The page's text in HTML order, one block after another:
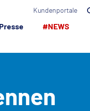
#NEWS
Kundenportale